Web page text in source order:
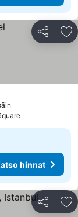
Jaa
hinnat
Jaa